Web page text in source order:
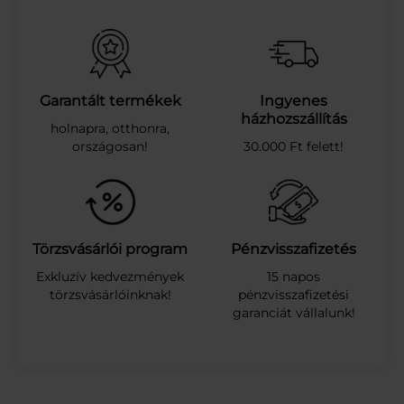
e
t
e
a
é
l
z
á
r
í
t
ó
z
Garantált termékek
holnapra, otthonra,
országosan!
Ingyenes
házhozszállítás
30.000 Ft felett!
Törzsvásárlói program
Exkluzív kedvezmények
törzsvásárlóinknak!
Pénzvisszafizetés
15 napos
pénzvisszafizetési
garanciát vállalunk!